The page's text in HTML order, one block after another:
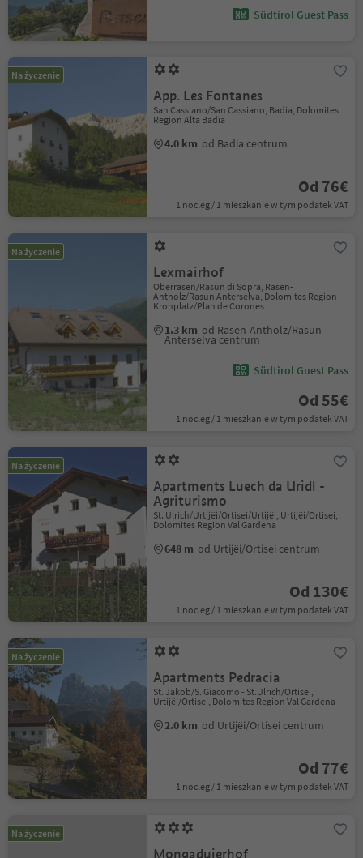
Südtirol Guest Pass
Na życzenie
App. Les Fontanes
San Cassiano/San Cassiano, Badia, Dolomites
Region Alta Badia
4.0 km od Badia centrum
Od 76€
1 nocleg / 1 mieszkanie w tym podatek VAT
Na życzenie
Lexmairhof
Oberrasen/Rasun di Sopra, Rasen-
Antholz/Rasun Anterselva, Dolomites Region
Kronplatz/Plan de Corones
1.3 km od Rasen-Antholz/Rasun
Anterselva centrum
Südtirol Guest Pass
Od 55€
1 nocleg / 1 mieszkanie w tym podatek VAT
Na życzenie
Apartments Luech da Uridl -
Agriturismo
St. Ulrich/Urtijëi/Ortisei/Urtijëi, Urtijëi/Ortisei,
Dolomites Region Val Gardena
648 m od Urtijëi/Ortisei centrum
Od 130€
1 nocleg / 1 mieszkanie w tym podatek VAT
Na życzenie
Apartments Pedracia
St. Jakob/S. Giacomo - St.Ulrich/Ortisei,
Urtijëi/Ortisei, Dolomites Region Val Gardena
2.0 km od Urtijëi/Ortisei centrum
Od 77€
1 nocleg / 1 mieszkanie w tym podatek VAT
Na życzenie
Mongaduierhof